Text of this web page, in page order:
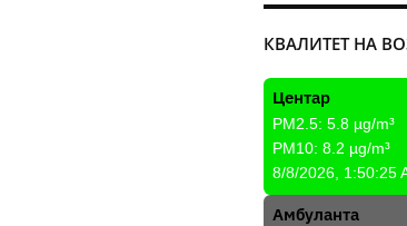
КВАЛИТЕТ НА
Центар
PM2.5: 5.8 µg/m³
PM10: 8.2 µg/m³
8/8/2026, 1:50:25
Амбуланта